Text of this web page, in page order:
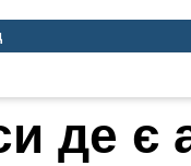
де є